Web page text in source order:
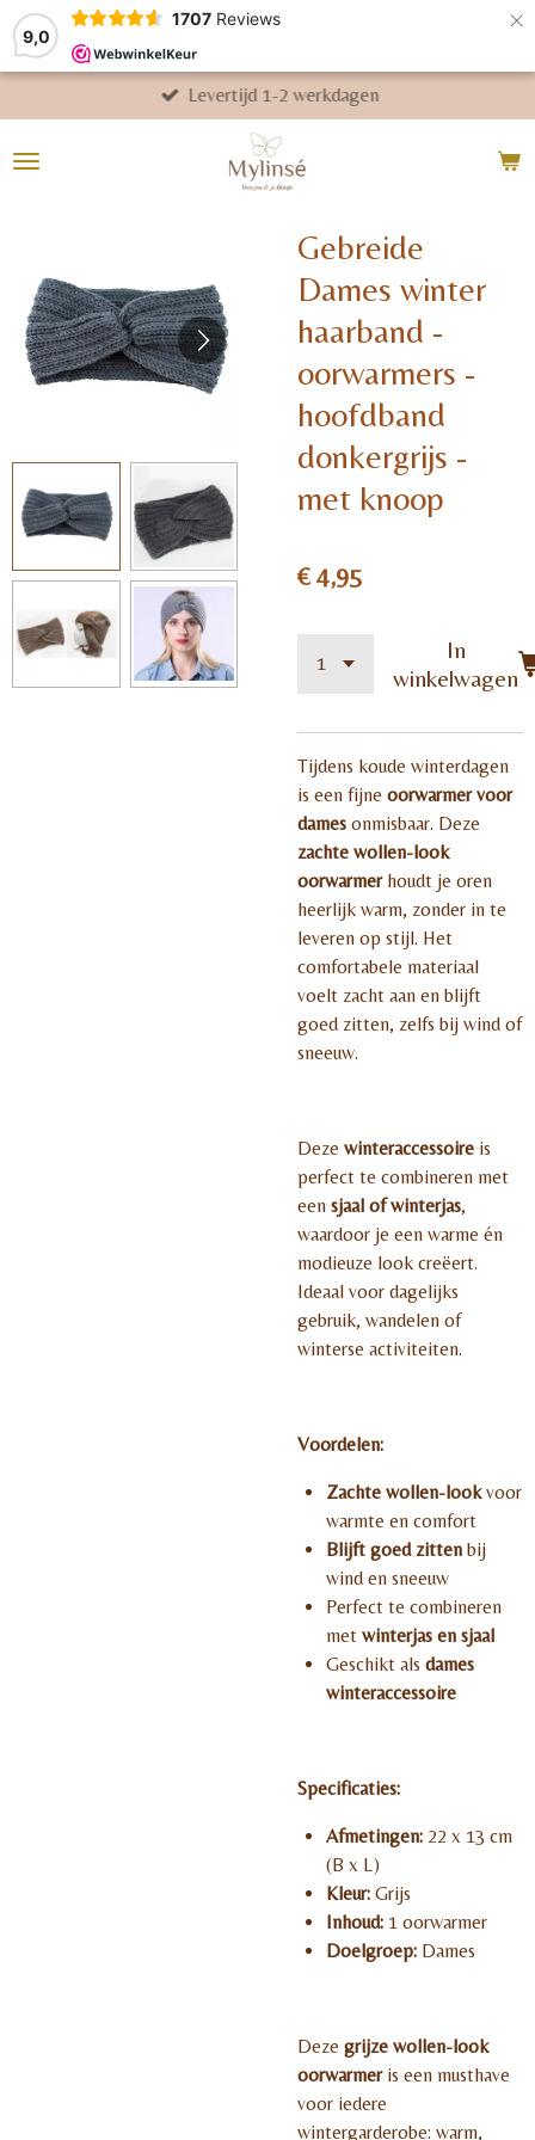
9,0
1707 Reviews ×
Levertijd 1-2 werkdagen
Gebreide
Dames winter
haarband -
oorwarmers -
hoofdband
donkergrijs -
met knoop
€ 4,95
In
winkelwagen
Tijdens koude winterdagen
is een fijne oorwarmer voor
dames onmisbaar. Deze
zachte wollen-look
oorwarmerhoudt je oren
heerlijk warm, zonder in te
leveren op stijl. Het
comfortabele materiaal
voelt zacht aan en blijft
goed zitten, zelfs bij wind of
sneeuw.
Deze winteraccessoire is
perfect te combineren met
een sjaal of winterjas,
waardoor je een warme én
modieuze look creëert.
Ideaal voor dagelijks
gebruik, wandelen of
winterse activiteiten.
Voordelen:
Zachte wollen-lookvoor
warmte en comfort
Blijft goed zitten bij
wind en sneeuw
Perfect te combineren
met winterjas en sjaal
Geschikt als dames
winteraccessoire
Specificaties:
Afmetingen: 22 x 13 cm
(B x L)
Kleur: Grijs
Inhoud: 1 oorwarmer
Doelgroep: Dames
Deze grijze wollen-look
oorwarmeris een musthave
voor iedere
wintergarderobe: warm,